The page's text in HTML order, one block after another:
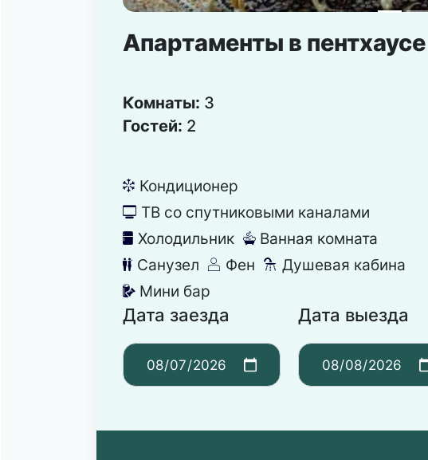
Апартаменты в пентхаусе
Комнаты: 3
Гостей: 2
뀸 Кондиционер
넎 ТВ со спутниковыми каналами
녒 Холодильник 넸 Ванная комната
댃 Санузел 덶 Фен 댴 Душевая кабина
넕 Мини бар
Дата заезда Дата выезда